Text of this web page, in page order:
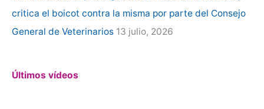
critica el boicot contra la misma por parte del Consejo
General de Veterinarios 13 julio, 2026
Últimos vídeos